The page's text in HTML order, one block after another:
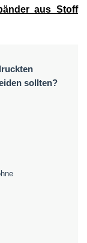
aus Stoff
sollten?